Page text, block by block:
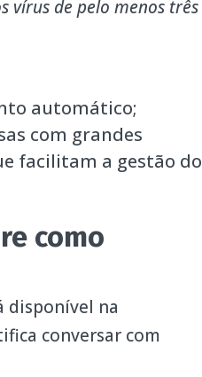
vírus de pelo menos três
automático;
com grandes
facilitam a gestão do
como
disponível na
conversar com